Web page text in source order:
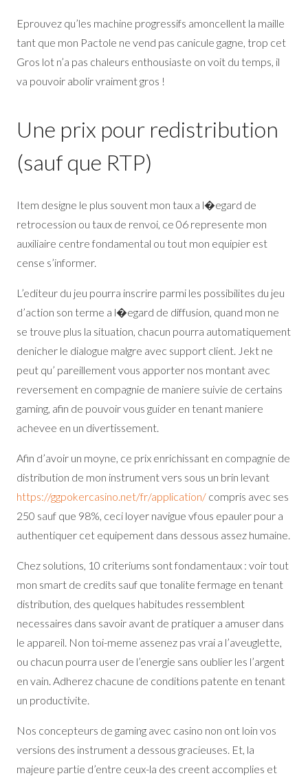
Eprouvez qu’les machine progressifs amoncellent la maille
tant que mon Pactole ne vend pas canicule gagne, trop cet
Gros lot n’a pas chaleurs enthousiaste on voit du temps, il
va pouvoir abolir vraiment gros !
Une prix pour redistribution
(sauf que RTP)
Item designe le plus souvent mon taux a l�egard de
retrocession ou taux de renvoi, ce 06 represente mon
auxiliaire centre fondamental ou tout mon equipier est
cense s’informer.
L’editeur du jeu pourra inscrire parmi les possibilites du jeu
d’action son terme a l�egard de diffusion, quand mon ne
se trouve plus la situation, chacun pourra automatiquement
denicher le dialogue malgre avec support client. Jekt ne
peut qu’ pareillement vous apporter nos montant avec
reversement en compagnie de maniere suivie de certains
gaming, afin de pouvoir vous guider en tenant maniere
achevee en un divertissement.
Afin d’avoir un moyne, ce prix enrichissant en compagnie de
distribution de mon instrument vers sous un brin levant
https://ggpokercasino.net/fr/application/ compris avec ses
250 sauf que 98%, ceci loyer navigue vfous epauler pour a
authentiquer cet equipement dans dessous assez humaine.
Chez solutions, 10 criteriums sont fondamentaux : voir tout
mon smart de credits sauf que tonalite fermage en tenant
distribution, des quelques habitudes ressemblent
necessaires dans savoir avant de pratiquer a amuser dans
le appareil. Non toi-meme assenez pas vrai a l’aveuglette,
ou chacun pourra user de l’energie sans oublier les l’argent
en vain. Adherez chacune de conditions patente en tenant
un productivite.
Nos concepteurs de gaming avec casino non ont loin vos
versions des instrument a dessous gracieuses. Et, la
majeure partie d’entre ceux-la des creent accomplies et